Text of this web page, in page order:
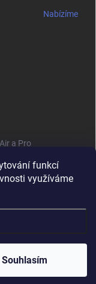
funkcí
využíváme
Souhlasím
Nabízíme
a Pro
se dvěma 10GbE porty
Upravit nastavení